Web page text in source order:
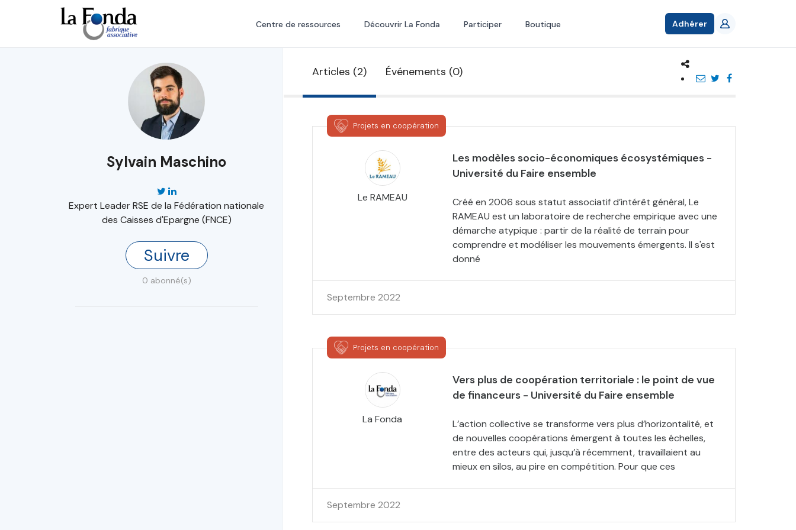
principal
Centre de ressources Découvrir La Fonda Participer Boutique Adhérer
Sylvain Maschino
Expert Leader RSE de la Fédération nationale
des Caisses d'Epargne (FNCE)
Suivre
0 abonné(s)
Articles (2) Événements (0)
Projets en coopération
Le RAMEAU
Les modèles socio-économiques écosystémiques -
Université du Faire ensemble
Créé en 2006 sous statut associatif d’intérêt général, Le
RAMEAU est un laboratoire de recherche empirique avec une
démarche atypique : partir de la réalité de terrain pour
comprendre et modéliser les mouvements émergents. Il s'est
donné
Septembre 2022
Projets en coopération
La Fonda
Vers plus de coopération territoriale : le point de vue
de financeurs - Université du Faire ensemble
L’action collective se transforme vers plus d’horizontalité, et
de nouvelles coopérations émergent à toutes les échelles,
entre des acteurs qui, jusqu’à récemment, travaillaient au
mieux en silos, au pire en compétition. Pour que ces
Septembre 2022